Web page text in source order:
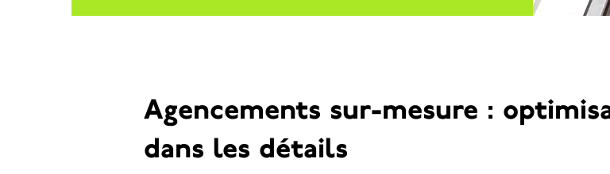
Agencements sur-mesure :
dans les détails